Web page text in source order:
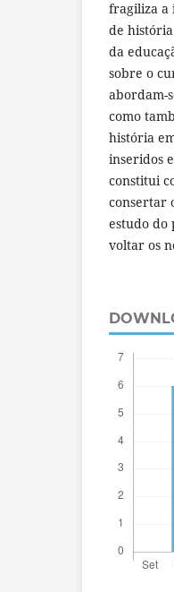
fragiliza a
de
da
sobre o
abordam-
como
história
inseridos
constitui
consertar
estudo do
voltar os